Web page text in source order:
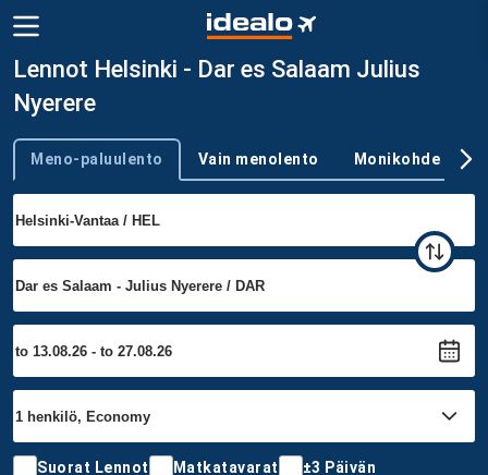
Lennot Helsinki - Dar es Salaam Julius
Nyerere
Trip type
Meno-paluulento Vain menolento Monikohde
Suorat Lennot Matkatavarat ±3 Päivän